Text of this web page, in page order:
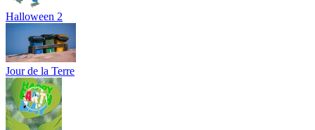
Halloween 2
Jour de la Terre